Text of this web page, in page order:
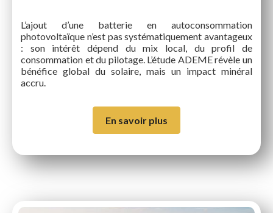
L’ajout d’une batterie en autoconsommation
photovoltaïque n’est pas systématiquement avantageux
: son intérêt dépend du mix local, du profil de
consommation et du pilotage. L’étude ADEME révèle un
bénéfice global du solaire, mais un impact minéral
accru.
En savoir plus